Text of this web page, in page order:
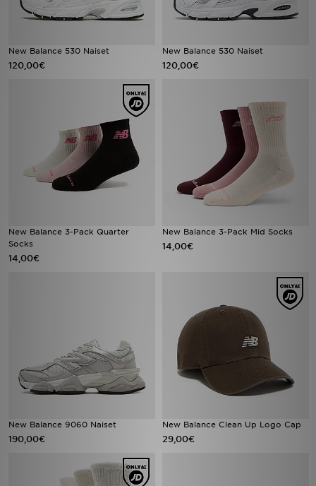
New Balance 530 Naiset
120,00€
New Balance 530 Naiset
120,00€
New Balance 3-Pack Quarter
Socks
14,00€
New Balance 3-Pack Mid Socks
14,00€
New Balance 9060 Naiset
190,00€
New Balance Clean Up Logo Cap
29,00€